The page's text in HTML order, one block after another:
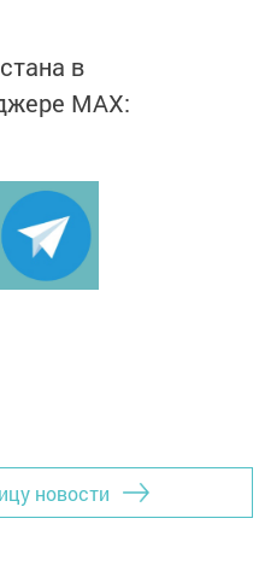
в
MАХ:
новости